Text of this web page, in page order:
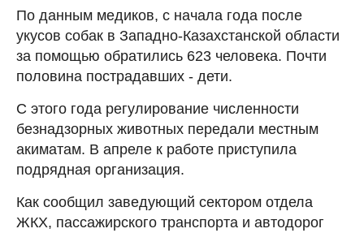
По данным медиков, с начала года после
укусов собак в Западно-Казахстанской области
за помощью обратились 623 человека. Почти
половина пострадавших - дети.
С этого года регулирование численности
безнадзорных животных передали местным
акиматам. В апреле к работе приступила
подрядная организация.
Как сообщил заведующий сектором отдела
ЖКХ, пассажирского транспорта и автодорог